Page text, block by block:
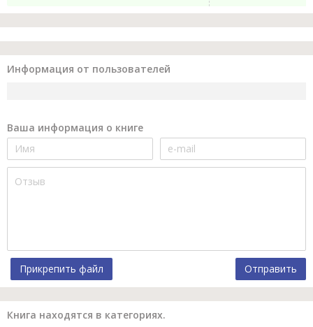
Информация от пользователей
Ваша информация о книге
Прикрепить файл Отправить
Книга находятся в категориях.